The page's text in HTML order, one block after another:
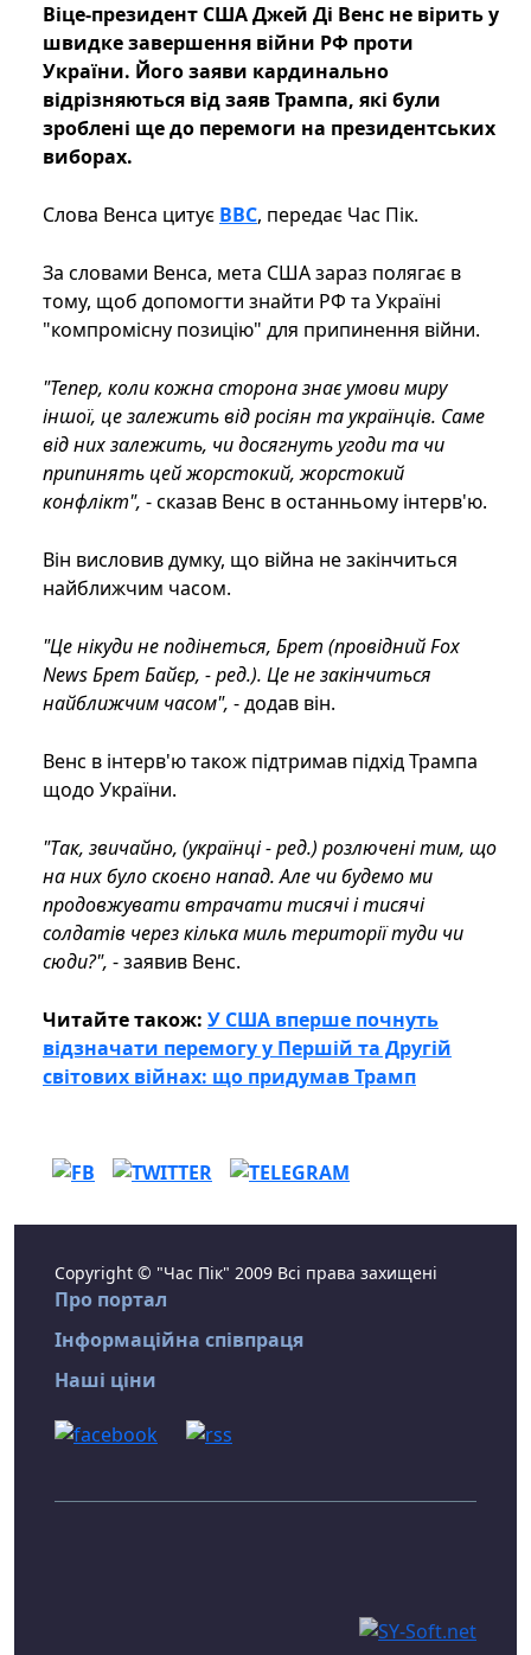
Віце-президент США Джей Ді Венс не вірить у
швидке завершення війни РФ проти
України. Його заяви кардинально
відрізняються від заяв Трампа, які були
зроблені ще до перемоги на президентських
виборах.
Слова Венса цитує ВВС, передає Час Пік.
За словами Венса, мета США зараз полягає в
тому, щоб допомогти знайти РФ та Україні
"компромісну позицію" для припинення війни.
"Тепер, коли кожна сторона знає умови миру
іншої, це залежить від росіян та українців. Саме
від них залежить, чи досягнуть угоди та чи
припинять цей жорстокий, жорстокий
конфлікт", - сказав Венс в останньому інтерв'ю.
Він висловив думку, що війна не закінчиться
найближчим часом.
"Це нікуди не подінеться, Брет (провідний Fox
News Брет Байєр, - ред.). Це не закінчиться
найближчим часом", - додав він.
Венс в інтерв'ю також підтримав підхід Трампа
щодо України.
"Так, звичайно, (українці - ред.) розлючені тим, що
на них було скоєно напад. Але чи будемо ми
продовжувати втрачати тисячі і тисячі
солдатів через кілька миль території туди чи
сюди?", - заявив Венс.
Читайте також: У США вперше почнуть
відзначати перемогу у Першій та Другій
світових війнах: що придумав Трамп
Copyright © "Час Пік" 2009 Всі права захищені
Про портал
Інформаційна співпраця
Наші ціни